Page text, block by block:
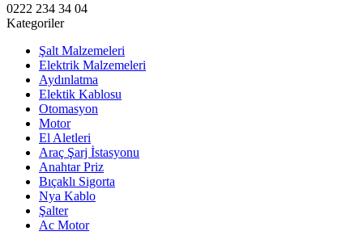
0222 234 34 04
Kategoriler
Şalt Malzemeleri
Elektrik Malzemeleri
Aydınlatma
Elektik Kablosu
Otomasyon
Motor
El Aletleri
Araç Şarj İstasyonu
Anahtar Priz
Bıçaklı Sigorta
Nya Kablo
Şalter
Ac Motor